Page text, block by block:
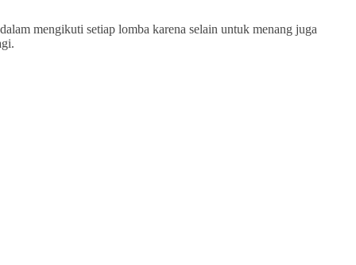
mengikuti setiap lomba karena selain untuk menang juga